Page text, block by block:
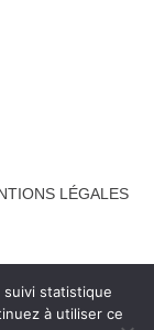
LÉGALES
statistique
à utiliser ce